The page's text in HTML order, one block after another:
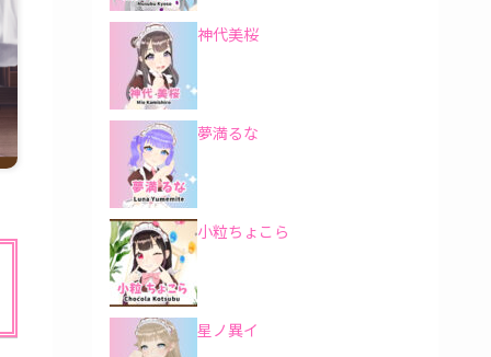
神代美桜
夢満るな
小粒ちょこら
星ノ異イ